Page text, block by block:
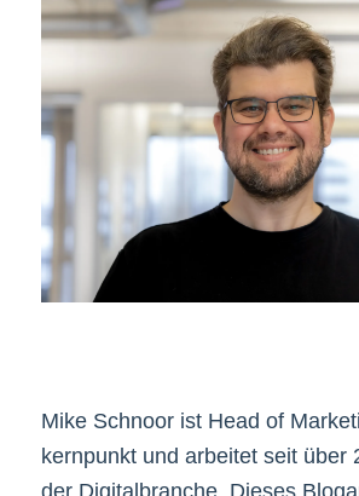
Mike Schnoor ist Head of
kernpunkt und arbeitet seit über
der Digitalbranche. Dieses